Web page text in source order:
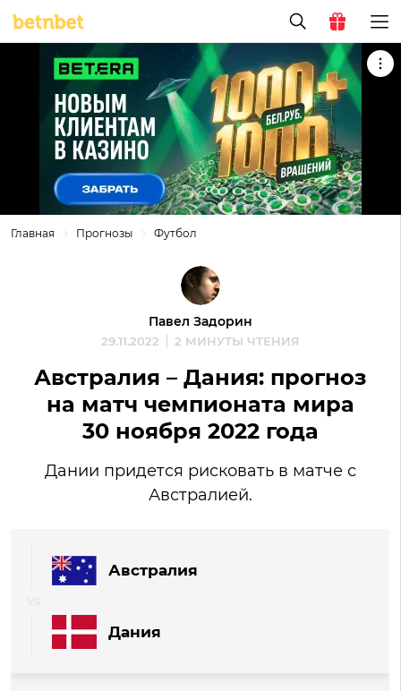
Главная Прогнозы Футбол
Павел Задорин
29.11.2022 2 МИНУТЫ ЧТЕНИЯ
Австралия – Дания: прогноз
на матч чемпионата мира
30 ноября 2022 года
Дании придется рисковать в матче с
Австралией.
Австралия
Дания